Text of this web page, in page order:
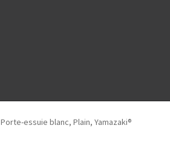
Porte-essuie blanc, Plain, Yamazaki®